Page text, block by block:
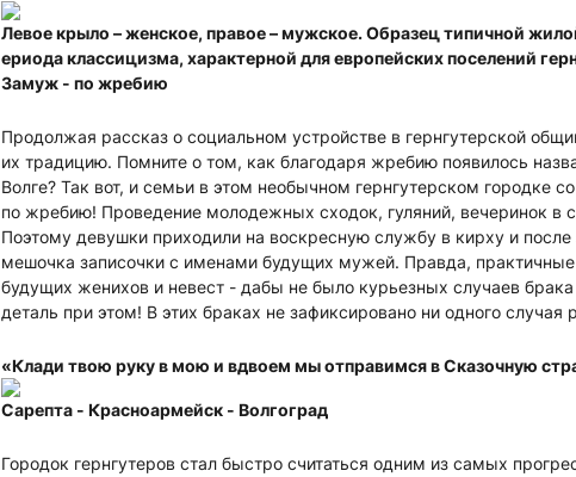
Левое крыло – женское, правое – мужское. Образец типичной
ериода классицизма, характерной для европейских поселений
Замуж - по жребию
Продолжая рассказ о социальном устройстве в гернгутерской
их традицию. Помните о том, как благодаря жребию появилось
Волге? Так вот, и семьи в этом необычном гернгутерском городке
по жребию! Проведение молодежных сходок, гуляний, вечеринок в
Поэтому девушки приходили на воскресную службу в кирху и
мешочка записочки с именами будущих мужей. Правда, практичные
будущих женихов и невест - дабы не было курьезных случаев
деталь при этом! В этих браках не зафиксировано ни одного случая
«Клади твою руку в мою и вдвоем мы отправимся в Сказочную
Сарепта - Красноармейск - Волгоград
Городок гернгутеров стал быстро считаться одним из самых